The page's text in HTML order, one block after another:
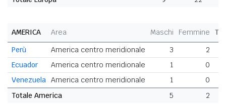
AMERICA Area Maschi Femmine
Perù
America centro meridionale 3
2
Ecuador
America centro meridionale 1
0
Venezuela America centro meridionale 1
0
Totale America
5 2